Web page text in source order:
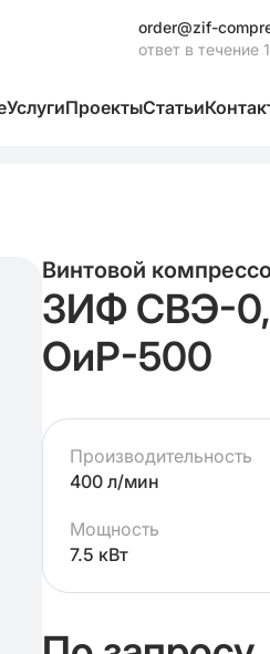
order@zif-
ответ в течение
УслугиПроектыСтатьи
Винтовой
ЗИФ СВЭ-
ОиР-500
Производительность
400 л/мин
Мощность
7.5 кВт